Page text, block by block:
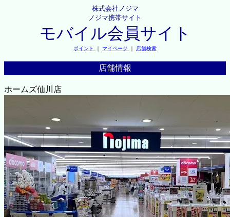
株式会社ノジマ
ノジマ携帯サイト
モバイル会員サイト
ポイント ｜ マイページ ｜ 店舗検索
店舗情報
ホームズ仙川店